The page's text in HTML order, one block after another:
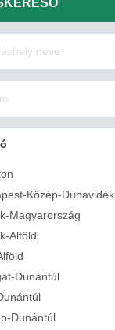
Közép-Dunavidék
Magyarország
Alföld
Dunántúl
Dunántúl